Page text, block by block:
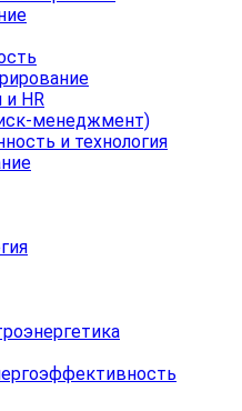
и HR
менеджмент)
и технология